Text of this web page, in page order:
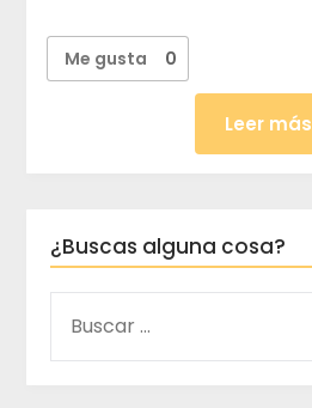
Me gusta 0
Leer más
¿Buscas alguna cosa?